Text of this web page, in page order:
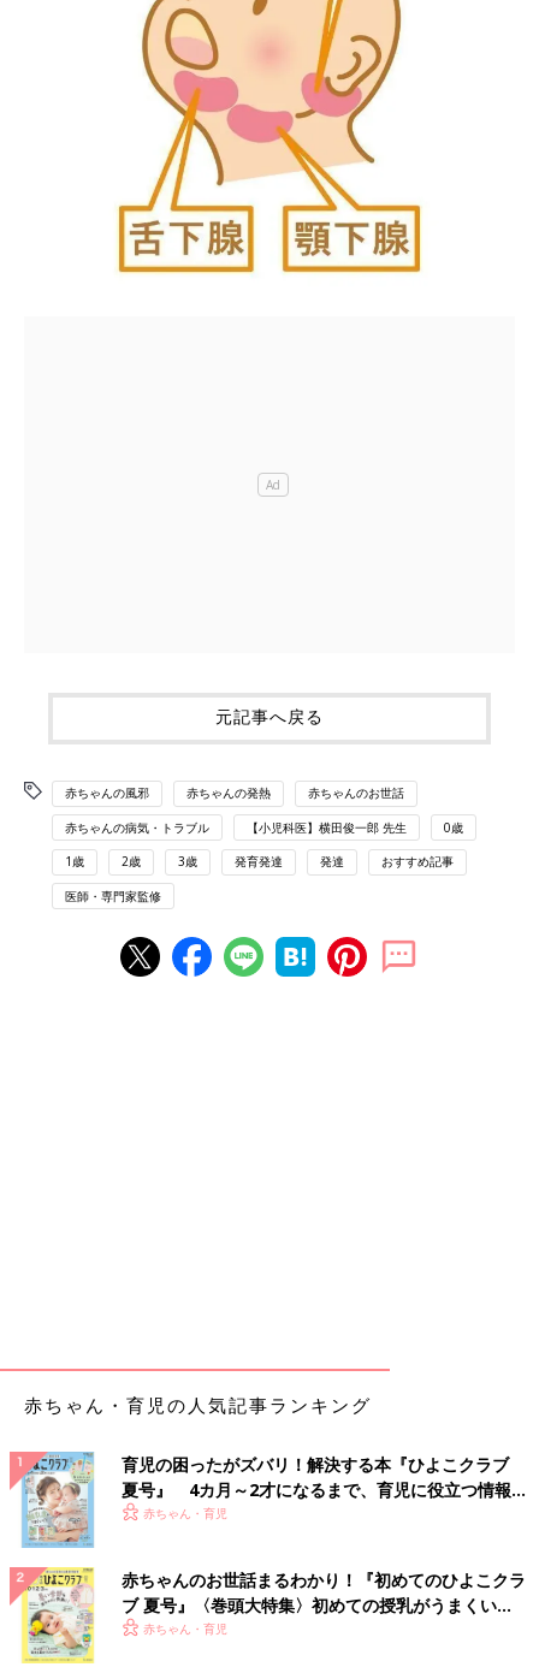
元記事へ戻る
赤ちゃんの風邪 赤ちゃんの発熱 赤ちゃんのお世話
赤ちゃんの病気・トラブル 【小児科医】横田俊一郎 先生 0歳
1歳 2歳 3歳 発育発達 発達 おすすめ記事
医師・専門家監修
赤ちゃん・育児の人気記事ランキング
育児の困ったがズバリ！解決する本『ひよこクラブ
夏号』 4カ月～2才になるまで、育児に役立つ情報が
いっぱい！
赤ちゃん・育児
赤ちゃんのお世話まるわかり！『初めてのひよこクラ
ブ 夏号』〈巻頭大特集〉初めての授乳がうまくい
く！ おっぱい・ミルクの基本と夏のトラブル 解決テ
赤ちゃん・育児